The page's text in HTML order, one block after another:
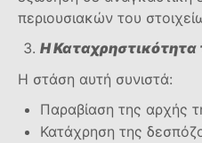
περιουσιακών του
Η
Η στάση αυτή συνιστά:
Παραβίαση της αρχής
Κατάχρηση της